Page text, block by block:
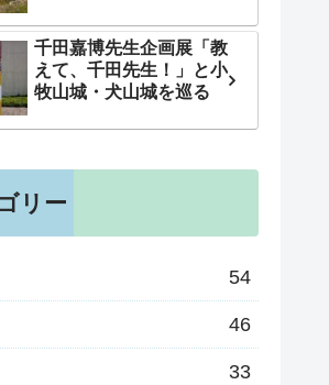
千田嘉博先生企画展「教
えて、千田先生！」と小
牧山城・犬山城を巡る
リー
54
46
33